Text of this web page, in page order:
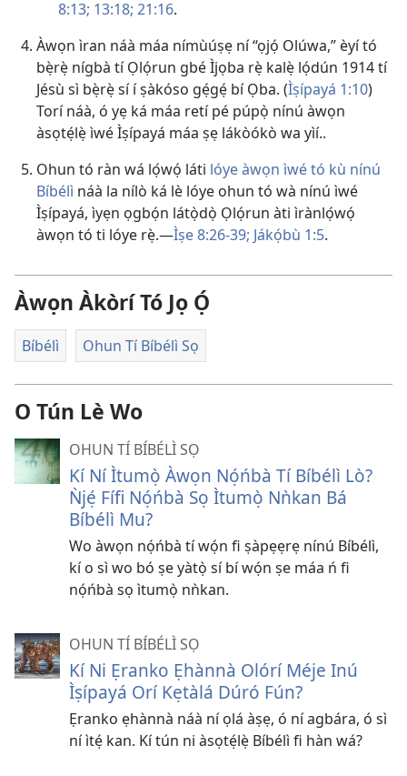
8:13; 13:18; 21:16.
Àwọn ìran náà máa nímùúṣẹ ní “ọjọ́ Olúwa,” èyí tó
bẹ̀rẹ̀ nígbà tí Ọlọ́run gbé Ìjọba rẹ̀ kalẹ̀ lọ́dún 1914 tí
Jésù sì bẹ̀rẹ̀ sí í ṣàkóso gẹ́gẹ́ bí Ọba. (Ìṣípayá 1:10)
Torí náà, ó yẹ ká máa retí pé púpọ̀ nínú àwọn
àsọtẹ́lẹ̀ ìwé Ìṣípayá máa ṣẹ lákòókò wa yìí..
Ohun tó ràn wá lọ́wọ́ láti lóye àwọn ìwé tó kù nínú
Bíbélì náà la nílò ká lè lóye ohun tó wà nínú ìwé
Ìṣípayá, ìyẹn ọgbọ́n látọ̀dọ̀ Ọlọ́run àti ìrànlọ́wọ́
àwọn tó ti lóye rẹ̀.​—Ìṣe 8:26-​39; Jákọ́bù 1:5.
Àwọn Àkòrí Tó Jọ Ọ́
Bíbélì Ohun Tí Bíbélì Sọ
O Tún Lè Wo
OHUN TÍ BÍBÉLÌ SỌ
Kí Ní Ìtumọ̀ Àwọn Nọ́ńbà Tí Bíbélì Lò?
Ǹjẹ́ Fífi Nọ́ńbà Sọ Ìtumọ̀ Nǹkan Bá
Bíbélì Mu?
Wo àwọn nọ́ńbà tí wọ́n fi ṣàpẹẹrẹ nínú Bíbélì,
kí o sì wo bó ṣe yàtọ̀ sí bí wọ́n ṣe máa ń fi
nọ́ńbà sọ ìtumọ̀ nǹkan.
OHUN TÍ BÍBÉLÌ SỌ
Kí Ni Ẹranko Ẹhànnà Olórí Méje Inú
Ìṣípayá Orí Kẹtàlá Dúró Fún?
Ẹranko ẹhànnà náà ní ọlá àṣẹ, ó ní agbára, ó sì
ní ìtẹ́ kan. Kí tún ni àsọtẹ́lẹ̀ Bíbélì fi hàn wá?